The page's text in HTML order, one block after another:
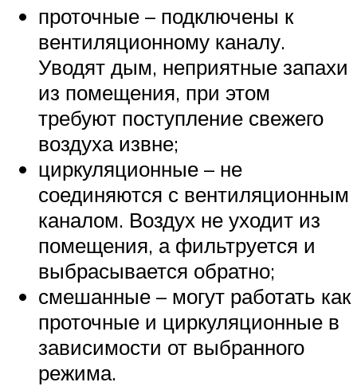
проточные – подключены к
вентиляционному каналу.
Уводят дым, неприятные запахи
из помещения, при этом
требуют поступление свежего
воздуха извне;
циркуляционные – не
соединяются с вентиляционным
каналом. Воздух не уходит из
помещения, а фильтруется и
выбрасывается обратно;
смешанные – могут работать как
проточные и циркуляционные в
зависимости от выбранного
режима.